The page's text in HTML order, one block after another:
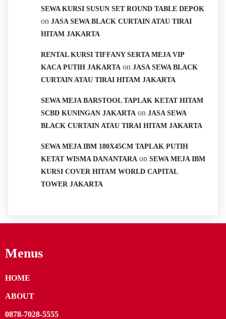
SEWA KURSI SUSUN SET ROUND TABLE DEPOK
on JASA SEWA BLACK CURTAIN ATAU TIRAI
HITAM JAKARTA
RENTAL KURSI TIFFANY SERTA MEJA VIP
KACA PUTIH JAKARTA on JASA SEWA BLACK
CURTAIN ATAU TIRAI HITAM JAKARTA
SEWA MEJA BARSTOOL TAPLAK KETAT HITAM
SCBD KUNINGAN JAKARTA on JASA SEWA
BLACK CURTAIN ATAU TIRAI HITAM JAKARTA
SEWA MEJA IBM 180X45CM TAPLAK PUTIH
KETAT WISMA DANANTARA on SEWA MEJA IBM
KURSI COVER HITAM WORLD CAPITAL
TOWER JAKARTA
Menus
HOME
ABOUT
0878-7028-5555